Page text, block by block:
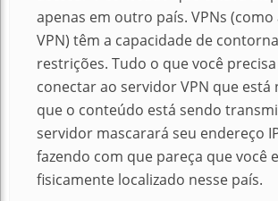
apenas em outro país. VPNs
VPN) têm a capacidade de
restrições. Tudo o que você
conectar ao servidor VPN que está
que o conteúdo está sendo
servidor mascarará seu endereço
fazendo com que pareça que você
fisicamente localizado nesse país.